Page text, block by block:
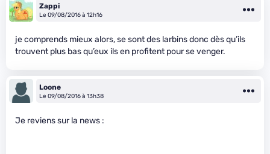
Zappi
Le 09/08/2016 à 12h16
je comprends mieux alors, se sont des larbins donc dès qu’ils
trouvent plus bas qu’eux ils en profitent pour se venger.
Loone
Le 09/08/2016 à 13h38
Je reviens sur la news :